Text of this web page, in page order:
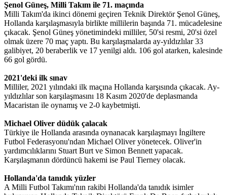
Şenol Güneş, Milli Takım ile 71. maçında
Milli Takım'da ikinci dönemi geçiren Teknik Direktör Şenol Güneş,
Hollanda karşılaşmasıyla birlikte millilerin başında 71. mücadelesine
çıkacak. Şenol Güneş yönetimindeki milliler, 50'si resmi, 20'si özel
olmak üzere 70 maç yaptı. Bu karşılaşmalarda ay-yıldızlılar 33
galibiyet, 20 beraberlik ve 17 yenilgi aldı. 106 gol atarken, kalesinde
66 gol gördü.
2021'deki ilk sınav
Milliler, 2021 yılındaki ilk maçına Hollanda karşısında çıkacak. Ay-
yıldızlılar son karşılaşmasını 18 Kasım 2020'de deplasmanda
Macaristan ile oynamış ve 2-0 kaybetmişti.
Michael Oliver düdük çalacak
Türkiye ile Hollanda arasında oynanacak karşılaşmayı İngiltere
Futbol Federasyonu'ndan Michael Oliver yönetecek. Oliver'in
yardımcılıklarını Stuart Burt ve Simon Bennett yapacak.
Karşılaşmanın dördüncü hakemi ise Paul Tierney olacak.
Hollanda'da tanıdık yüzler
A Milli Futbol Takımı'nın rakibi Hollanda'da tanıdık isimler